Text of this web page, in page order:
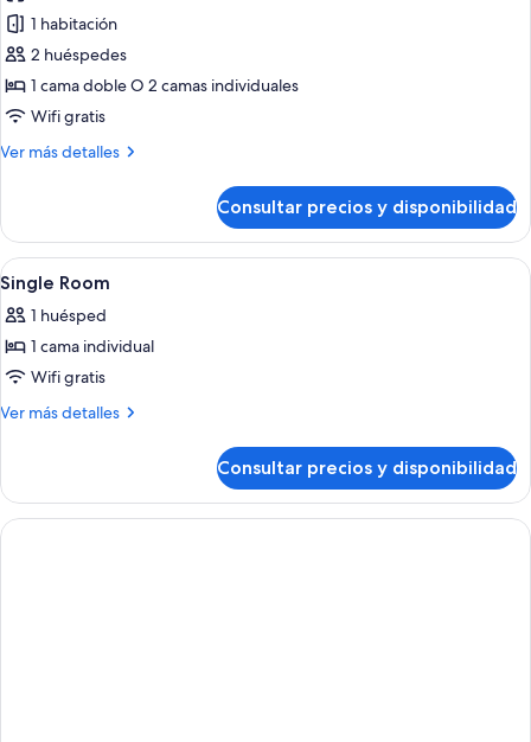
fotos
de
Mobility
Accessible
1 habitación
2 huéspedes
1 cama doble O 2 camas individuales
Wifi gratis
Ver más detalles
Más
Accessible
Room
Consultar precios y disponibilidad
Abrir
todas
las
fotos
de
Single
Una habitación de hotel con una
2
Single Room
1 huésped
1 cama individual
Wifi gratis
Ver más detalles
Más
Room
Consultar precios y disponibilidad